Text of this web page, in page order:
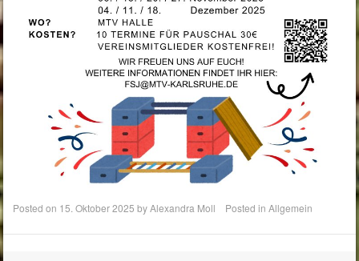
Posted on 15. Oktober 2025 byAlexandra Moll Posted inAllgemein